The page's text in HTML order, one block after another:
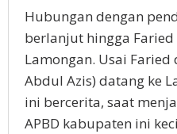
Hubungan dengan
berlanjut hingga
Lamongan. Usai
Abdul Azis) datang ke
ini bercerita, saat
APBD kabupaten ini